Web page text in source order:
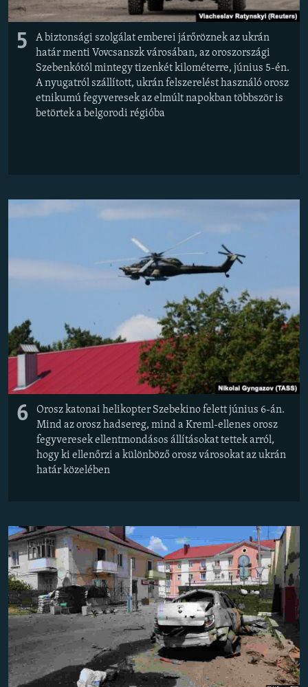
5
A biztonsági szolgálat emberei járőröznek az ukrán
határ menti Vovcsanszk városában, az oroszországi
Szebenkótól mintegy tizenkét kilométerre, június 5-én.
A nyugatról szállított, ukrán felszerelést használó orosz
etnikumú fegyveresek az elmúlt napokban többször is
betörtek a belgorodi régióba
6
Orosz katonai helikopter Szebekino felett június 6-án.
Mind az orosz hadsereg, mind a Kreml-ellenes orosz
fegyveresek ellentmondásos állításokat tettek arról,
hogy ki ellenőrzi a különböző orosz városokat az ukrán
határ közelében